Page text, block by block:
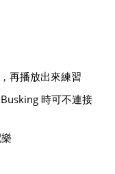
再播放出來練習
時可不連接